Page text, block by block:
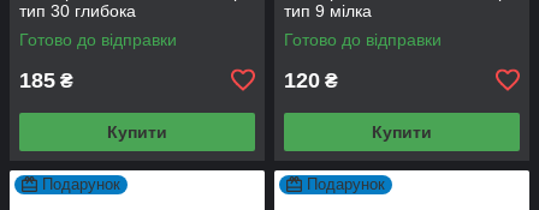
тип 30 глибока
Готово до відправки
185 ₴
Купити
тип 9 мілка
Готово до відправки
120 ₴
Купити
Подарунок Подарунок